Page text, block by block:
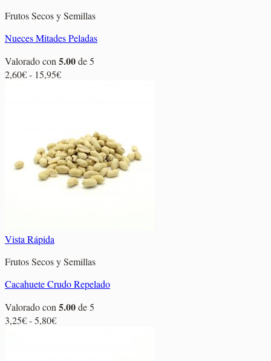
Frutos Secos y Semillas
Nueces Mitades Peladas
Valorado con 5.00de 5
2,60€- 15,95€Rango
hasta
15,95€
Vista Rápida
Frutos Secos y Semillas
Cacahuete Crudo Repelado
Valorado con 5.00de 5
3,25€-5,80€Rango